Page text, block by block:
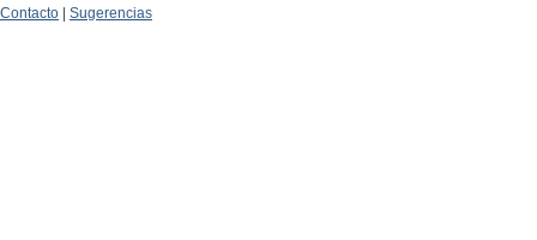
Contacto
Sugerencias